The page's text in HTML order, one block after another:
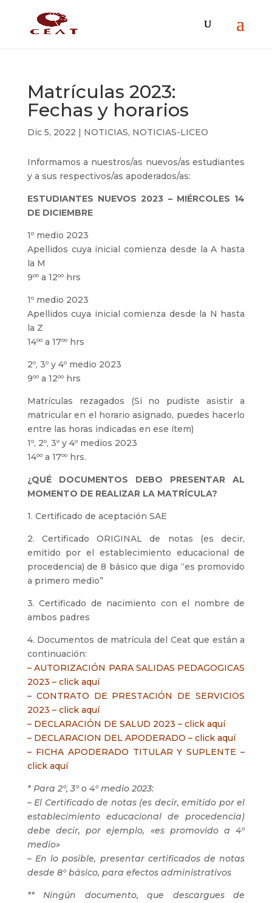
Matrículas 2023:
Fechas y horarios
Dic 5, 2022 | NOTICIAS, NOTICIAS-LICEO
Informamos a nuestros/as nuevos/as estudiantes
y a sus respectivos/as apoderados/as:
ESTUDIANTES NUEVOS 2023 – MIÉRCOLES 14
DE DICIEMBRE
1º medio 2023
Apellidos cuya inicial comienza desde la A hasta
la M
9ºº a 12ºº hrs
1º medio 2023
Apellidos cuya inicial comienza desde la N hasta
la Z
14ºº a 17ºº hrs
2º, 3º y 4º medio 2023
9ºº a 12ºº hrs
Matrículas rezagados (Si no pudiste asistir a
matricular en el horario asignado, puedes hacerlo
entre las horas indicadas en ese ítem)
1º, 2º, 3º y 4º medios 2023
14ºº a 17ºº hrs.
¿QUÉ DOCUMENTOS DEBO PRESENTAR AL
MOMENTO DE REALIZAR LA MATRÍCULA?
1. Certificado de aceptación SAE
2. Certificado ORIGINAL de notas (es decir,
emitido por el establecimiento educacional de
procedencia) de 8 básico que diga “es promovido
a primero medio”
3. Certificado de nacimiento con el nombre de
ambos padres
4. Documentos de matrícula del Ceat que están a
continuación:
–AUTORIZACIÓN PARA SALIDAS PEDAGOGICAS
2023 – click aquí
– CONTRATO DE PRESTACIÓN DE SERVICIOS
2023 – click aquí
– DECLARACIÓN DE SALUD 2023 – click aquí
– DECLARACION DEL APODERADO – click aquí
– FICHA APODERADO TITULAR Y SUPLENTE –
click aquí
* Para 2º, 3º o 4º medio 2023:
– El Certificado de notas (es decir, emitido por el
establecimiento educacional de procedencia)
debe decir, por ejemplo, «es promovido a 4º
medio»
– En lo posible, presentar certificados de notas
desde 8º básico, para efectos administrativos
** Ningún documento, que descargues de